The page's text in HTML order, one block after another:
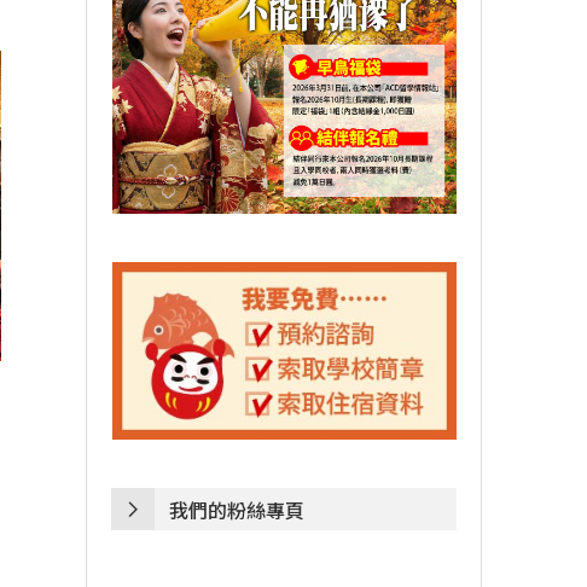
我們的粉絲專頁